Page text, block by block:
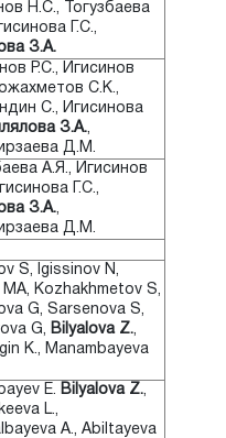
Н.С., Тогузбаева
Г.С.,
З.А.
Р.С., Игисинов
С.К.,
С., Игисинова
З.А.,
Д.M.
А.Я., Игисинов
Г.С.,
З.А.,
Д.М.
S, Igissinov N,
MA, Kozhakhmetov S,
G, Sarsenova S,
G, Bilyalova Z.,
K., Manambayeva
E. Bilyalova Z.,
L.,
A., Abiltayeva